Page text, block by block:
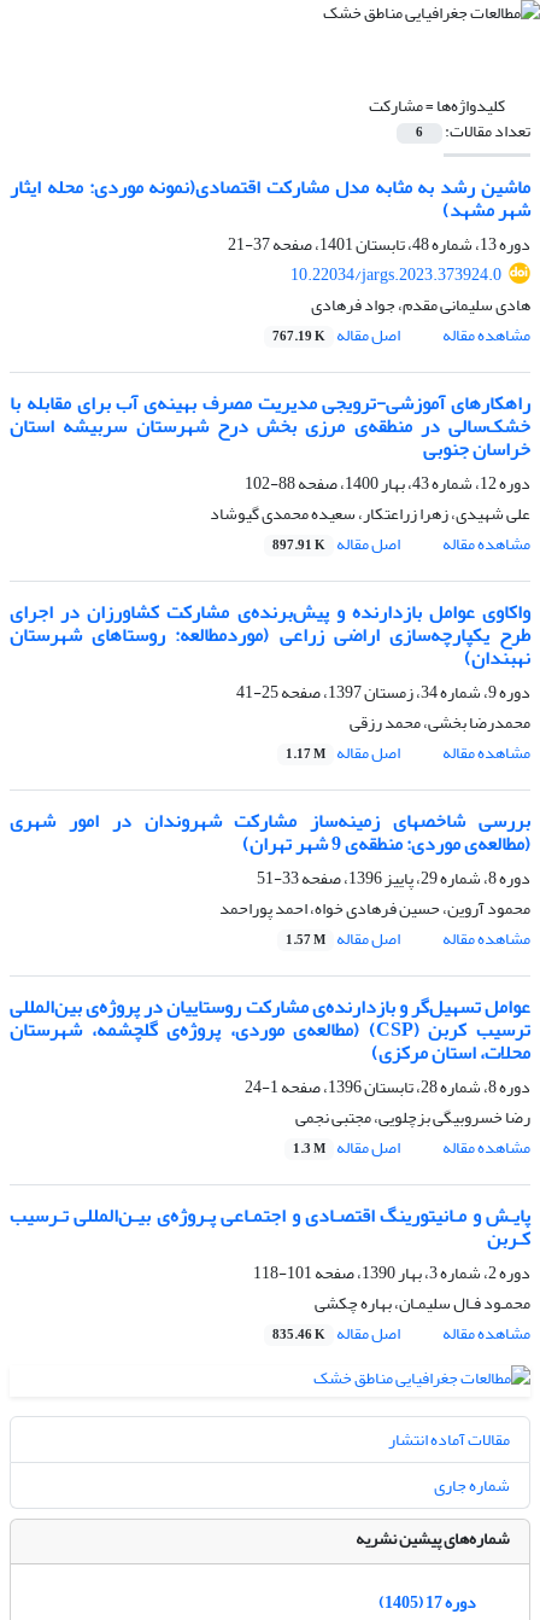
کلیدواژه‌ها =مشارکت
تعداد مقالات: 6
ماشین رشد به مثابه مدل مشارکت اقتصادی(نمونه موردی: محله ایثار
شهر مشهد)
دوره 13، شماره 48، تابستان 1401، صفحه
37-21
10.22034/jargs.2023.373924.0
هادی سلیمانی مقدم، جواد فرهادی
مشاهده مقاله
اصل مقاله 767.19 K
راهکارهای آموزشی-ترویجی مدیریت مصرف بهینه‌ی آب برای مقابله با
خشک‌سالی در منطقه‌ی مرزی بخش درح شهرستان سربیشه استان
خراسان جنوبی
دوره 12، شماره 43، بهار 1400، صفحه
88-102
علی شهیدی، زهرا زراعتکار، سعیده محمدی گیوشاد
مشاهده مقاله
اصل مقاله 897.91 K
واکاوی عوامل بازدارنده و پیش‌برنده‌ی مشارکت کشاورزان در اجرای
طرح یکپارچه‌سازی اراضی زراعی (موردمطالعه: روستاهای شهرستان
نهبندان)
دوره 9، شماره 34، زمستان 1397، صفحه
25-41
محمدرضا بخشی، محمد رزقی
مشاهده مقاله
اصل مقاله 1.17 M
بررسی شاخص­های زمینه‌ساز مشارکت شهروندان در امور شهری
(مطالعه‌ی موردی: منطقه‌ی 9 شهر تهران)
دوره 8، شماره 29، پاییز 1396، صفحه
33-51
محمود آروین، حسین فرهادی خواه، احمد پوراحمد
مشاهده مقاله
اصل مقاله 1.57 M
عوامل تسهیل‌گر و بازدارنده‌ی مشارکت روستاییان در پروژه‌ی بین‌المللی
ترسیب کربن (CSP) (مطالعه‌ی موردی، پروژه‌ی گل­چشمه، شهرستان
محلات، استان مرکزی)
دوره 8، شماره 28، تابستان 1396، صفحه
1-24
رضا خسروبیگی بزچلویی، مجتبی نجمی
مشاهده مقاله
اصل مقاله 1.3 M
پایـش و مـانیتورینگ اقتصـادی و اجتمـاعی پـروژه‌ی بیـن‌المللی تـرسیب
کـربن
دوره 2، شماره 3، بهار 1390، صفحه
101-118
محمـود فـال سلیمـان، بهاره چکشی
مشاهده مقاله
اصل مقاله 835.46 K
مقالات آماده انتشار
شماره جاری
شماره‌های پیشین نشریه
دوره 17 (1405)